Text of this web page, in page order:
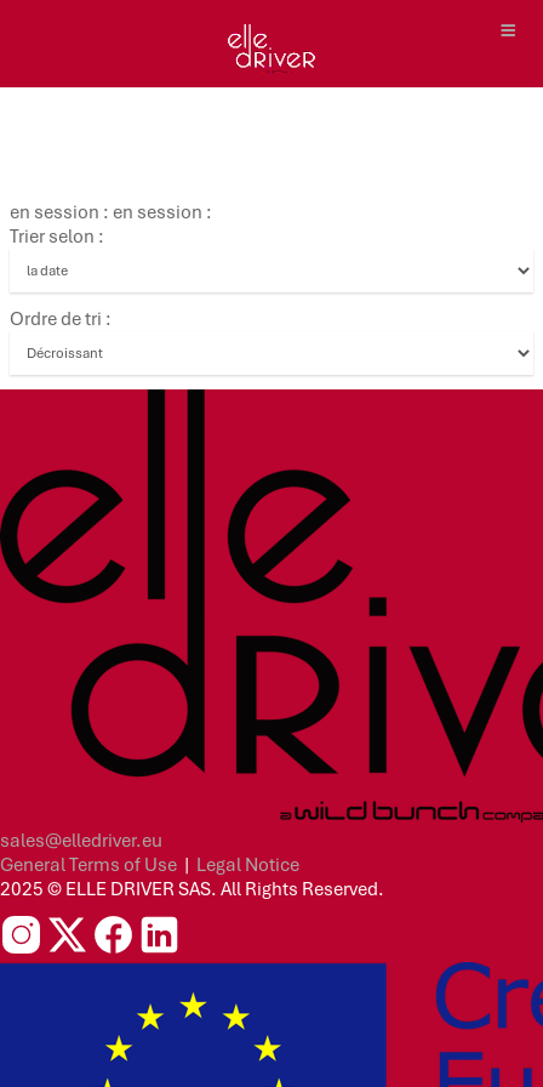
en session : en session :
Trier selon :
Ordre de tri :
sales@elledriver.eu
General Terms of Use | Legal Notice
2025 © ELLE DRIVER SAS. All Rights Reserved.